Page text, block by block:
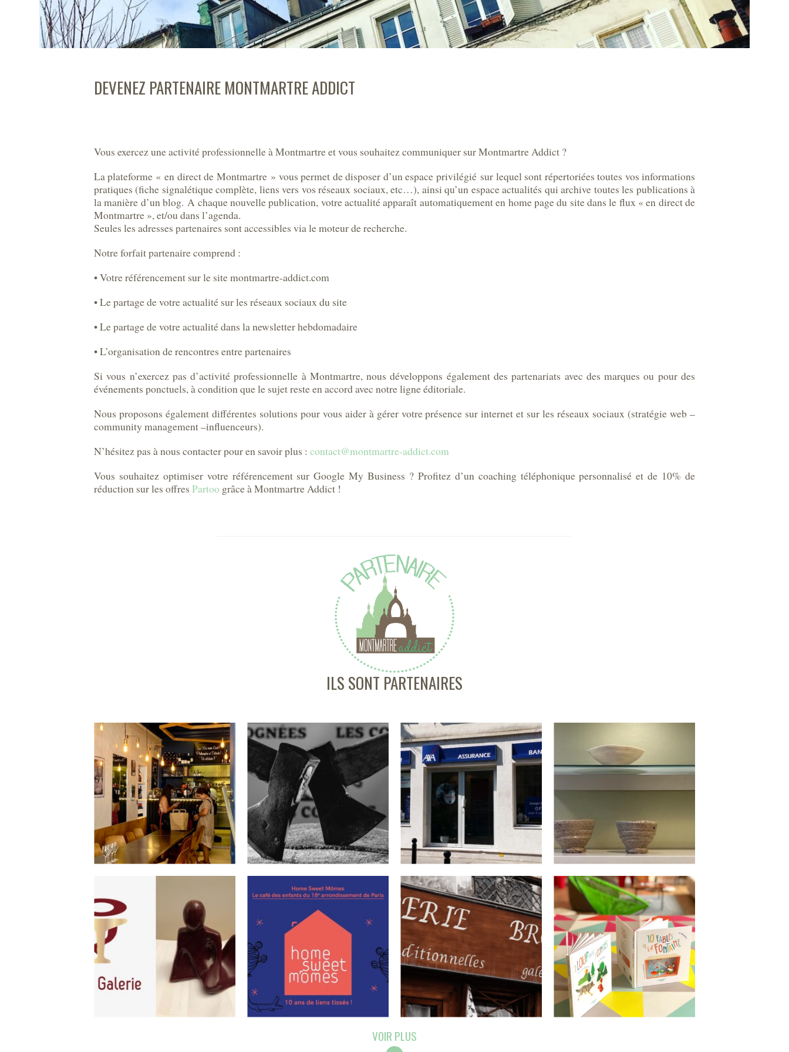
DEVENEZ PARTENAIRE MONTMARTRE ADDICT
Vous exercez une activité professionnelle à Montmartre et vous souhaitez communiquer sur Montmartre Addict ?
La plateforme « en direct de Montmartre » vous permet de disposer d’un espace privilégié sur lequel sont répertoriées toutes vos informations
pratiques (fiche signalétique complète, liens vers vos réseaux sociaux, etc…), ainsi qu’un espace actualités qui archive toutes les publications à
la manière d’un blog. A chaque nouvelle publication, votre actualité apparaît automatiquement en home page du site dans le flux « en direct de
Montmartre », et/ou dans l’agenda.
Seules les adresses partenaires sont accessibles via le moteur de recherche.
Notre forfait partenaire comprend :
• Votre référencement sur le site montmartre-addict.com
• Le partage de votre actualité sur les réseaux sociaux du site
• Le partage de votre actualité dans la newsletter hebdomadaire
• L’organisation de rencontres entre partenaires
Si vous n’exercez pas d’activité professionnelle à Montmartre, nous développons également des partenariats avec des marques ou pour des
événements ponctuels, à condition que le sujet reste en accord avec notre ligne éditoriale.
Nous proposons également différentes solutions pour vous aider à gérer votre présence sur internet et sur les réseaux sociaux (stratégie web –
community management –influenceurs).
N’hésitez pas à nous contacter pour en savoir plus : contact@montmartre-addict.com
Vous souhaitez optimiser votre référencement sur Google My Business ? Profitez d’un coaching téléphonique personnalisé et de 10% de
réduction sur les offres Partoo grâce à Montmartre Addict !
ILS SONT PARTENAIRES
VOIR PLUS